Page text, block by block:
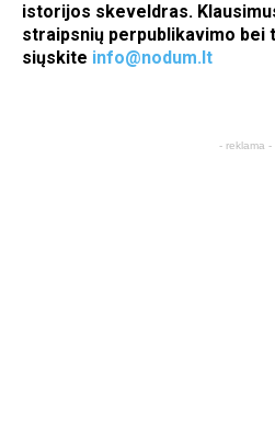
istorijos skeveldras.
straipsnių perpublikavimo bei
siųskite info@nodum.lt
- reklama -